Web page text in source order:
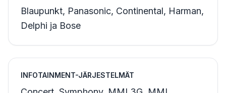
Blaupunkt, Panasonic, Continental, Harman,
Delphi ja Bose
INFOTAINMENT-JÄRJESTELMÄT